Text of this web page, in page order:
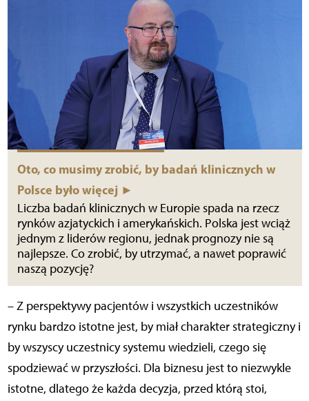
Oto, co musimy zrobić, by badań klinicznych w
Polsce było więcej ►
Liczba badań klinicznych w Europie spada na rzecz
rynków azjatyckich i amerykańskich. Polska jest wciąż
jednym z liderów regionu, jednak prognozy nie są
najlepsze. Co zrobić, by utrzymać, a nawet poprawić
naszą pozycję?
– Z perspektywy pacjentów i wszystkich uczestników
rynku bardzo istotne jest, by miał charakter strategiczny i
by wszyscy uczestnicy systemu wiedzieli, czego się
spodziewać w przyszłości. Dla biznesu jest to niezwykle
istotne, dlatego że każda decyzja, przed którą stoi,